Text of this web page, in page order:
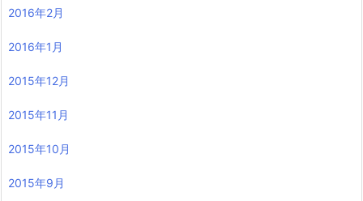
2016年2月
2016年1月
2015年12月
2015年11月
2015年10月
2015年9月